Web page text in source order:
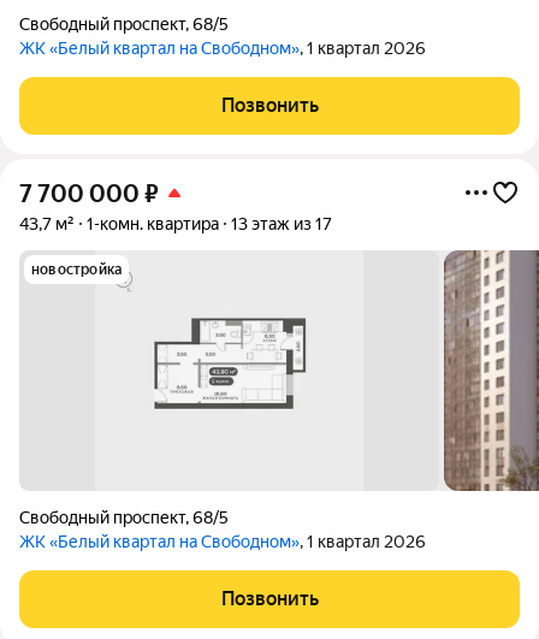
Свободный проспект,68/5
ЖК «Белый квартал на Свободном», 1 квартал 2026
Позвонить
7 700 000 ₽
43,7 м² 1-комн. квартира 13 этаж из 17
новостройка
Свободный проспект,68/5
ЖК «Белый квартал на Свободном», 1 квартал 2026
Позвонить